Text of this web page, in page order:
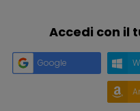
Accedi con il
Google